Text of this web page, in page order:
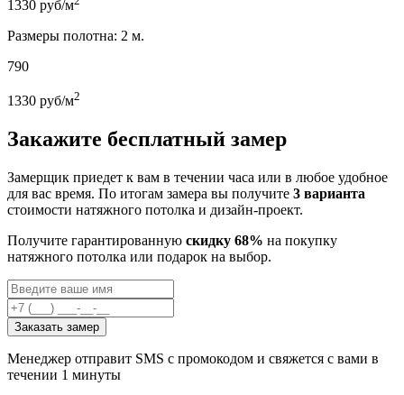
1330 руб/м
Размеры полотна: 2 м.
790
1330 руб/м2
Закажите бесплатный замер
Замерщик приедет к вам в течении часа или в любое удобное
для вас время. По итогам замера вы получите 3 варианта
стоимости натяжного потолка и дизайн-проект.
Получите гарантированную скидку 68% на покупку
натяжного потолка или подарок на выбор.
Заказать замер
Менеджер отправит SMS с промокодом и свяжется с вами в
течении 1 минуты